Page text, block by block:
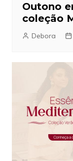
Outono
coleção
Debora